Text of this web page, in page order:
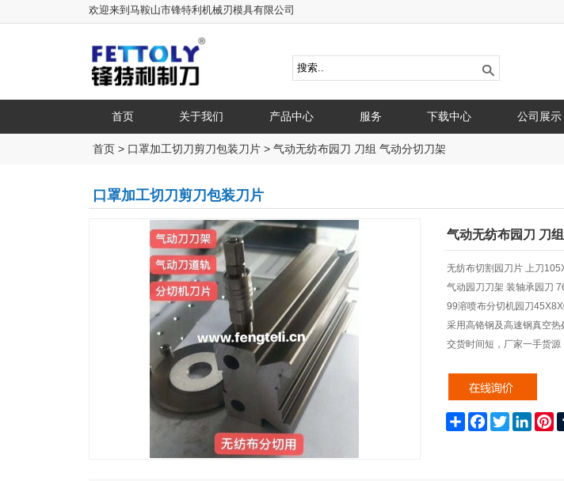
欢迎来到马鞍山市锋特利机械刃模具有限公司
首页 关于我们 产品中心 服务 下载中心 公司展示
首页 > 口罩加工切刀剪刀包装刀片 > 气动无纺布园刀 刀组 气动分切刀架
口罩加工切刀剪刀包装刀片
气动无纺布园刀 刀
无纺布切割园刀片 上刀
气动园刀刀架 装轴承园刀
99溶喷布分切机园刀
采用高铬钢及高速钢真空
交货时间短，厂家一手货源
Share Facebook
Twitter